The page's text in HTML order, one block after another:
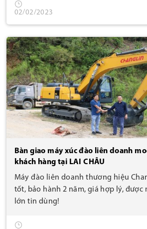
02/02/2023
Bàn giao máy xúc đào liên doanh
khách hàng tại LAI CHÂU
Máy đào liên doanh thương hiệu
tốt, bảo hành 2 năm, giá hợp lý, được
lớn tin dùng!